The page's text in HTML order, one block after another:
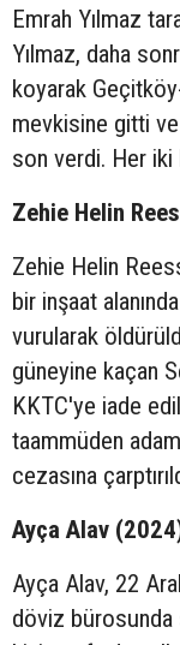
Emrah Yılmaz
Yılmaz, daha
koyarak
mevkisine gitti
son verdi. Her iki
Zehie Helin
Zehie Helin
bir inşaat
vurularak
güneyine kaçan
KKTC'ye iade
taammüden
cezasına
Ayça Alav
Ayça Alav, 22
döviz bürosunda